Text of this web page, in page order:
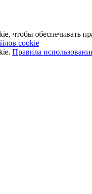
чтобы обеспечивать
cookie
Правила